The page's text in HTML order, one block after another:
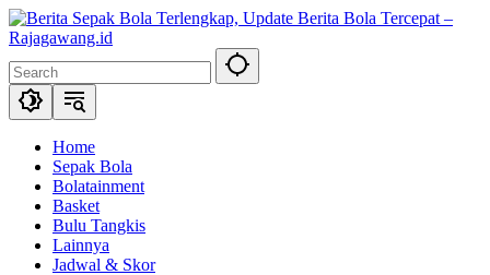
Skip
to
Home
Sepak Bola
Bolatainment
Basket
Bulu Tangkis
Lainnya
Jadwal & Skor